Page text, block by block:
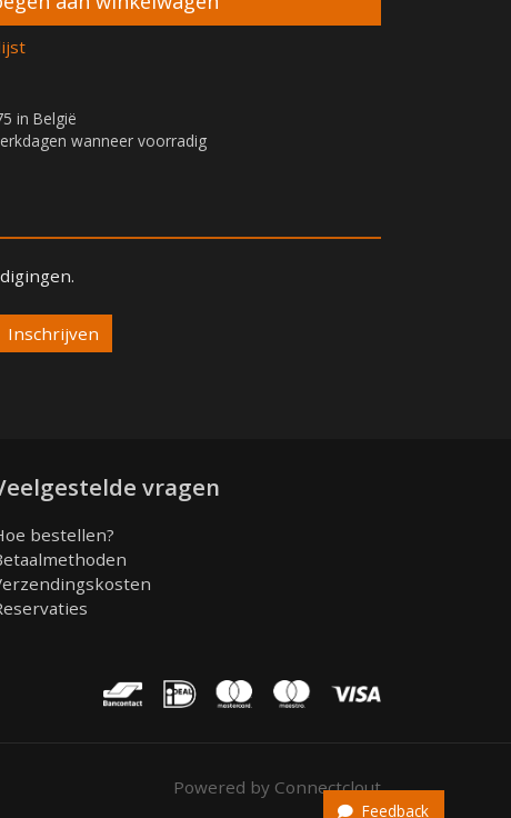
in België
wanneer voorradig
vragen
bestellen?
Powered by Connectclout
Feedback